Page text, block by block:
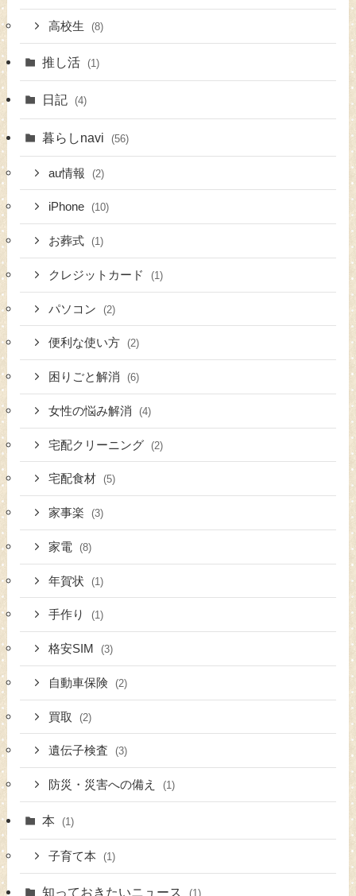
高校生 (8)
推し活 (1)
日記 (4)
暮らしnavi (56)
au情報 (2)
iPhone (10)
お葬式 (1)
クレジットカード (1)
パソコン (2)
便利な使い方 (2)
困りごと解消 (6)
女性の悩み解消 (4)
宅配クリーニング (2)
宅配食材 (5)
家事楽 (3)
家電 (8)
年賀状 (1)
手作り (1)
格安SIM (3)
自動車保険 (2)
買取 (2)
遺伝子検査 (3)
防災・災害への備え (1)
本 (1)
子育て本 (1)
知っておきたいニュース (1)